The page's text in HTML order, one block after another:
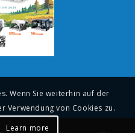
Wenn Sie weiterhin auf der
Verwendung von Cookies zu.
Learn more